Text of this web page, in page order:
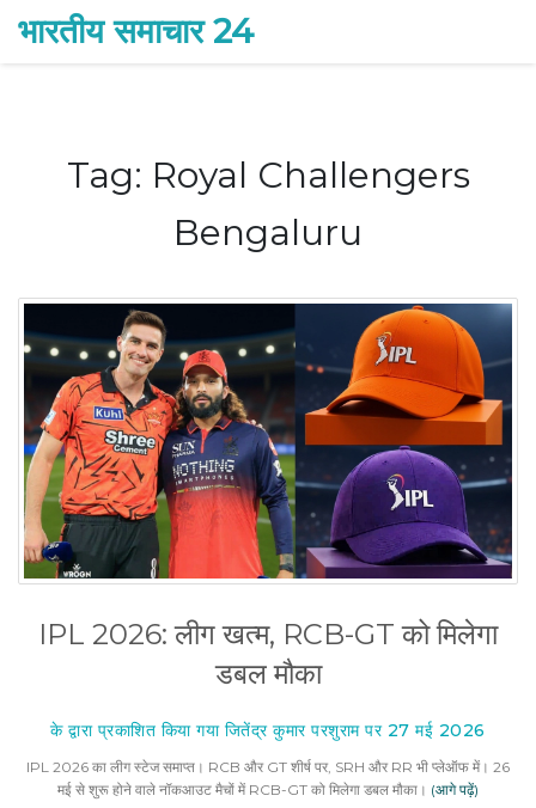
भारतीय समाचार 24
Tag: Royal Challengers
Bengaluru
IPL 2026: लीग खत्म, RCB-GT को मिलेगा
डबल मौका
के द्वारा प्रकाशित किया गया जितेंद्र कुमार परशुराम पर 27 मई 2026
IPL 2026 का लीग स्टेज समाप्त। RCB और GT शीर्ष पर, SRH और RR भी प्लेऑफ में। 26
मई से शुरू होने वाले नॉकआउट मैचों में RCB-GT को मिलेगा डबल मौका। (आगे पढ़ें)